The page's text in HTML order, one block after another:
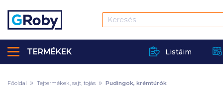
Listáim
TERMÉKEK
Főoldal Tejtermékek, sajt, tojás Pudingok, krémtúrók